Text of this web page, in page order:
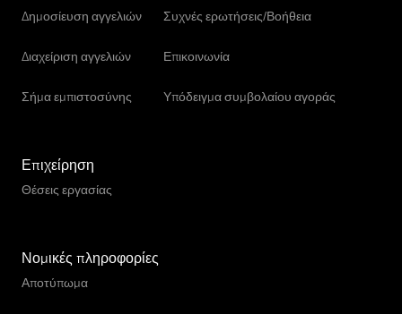
Δημοσίευση αγγελιών
Διαχείριση αγγελιών
Σήμα εμπιστοσύνης
Συχνές ερωτήσεις/Βοήθεια
Επικοινωνία
Υπόδειγμα συμβολαίου αγοράς
Επιχείρηση
Θέσεις εργασίας
Νομικές πληροφορίες
Αποτύπωμα